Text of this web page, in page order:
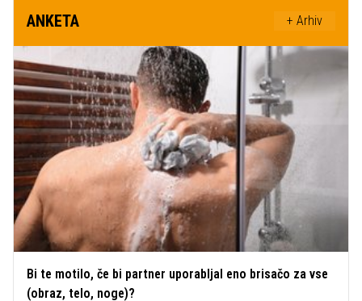
ANKETA + Arhiv
Bi te motilo, če bi partner uporabljal eno brisačo za vse
(obraz, telo, noge)?